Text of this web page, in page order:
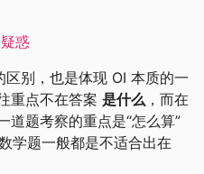
惑
别，也是体现 OI 本质的一
重点不在答案 是什么 ，而在
道题考察的重点是“怎么算”
学题一般都是不适合出在